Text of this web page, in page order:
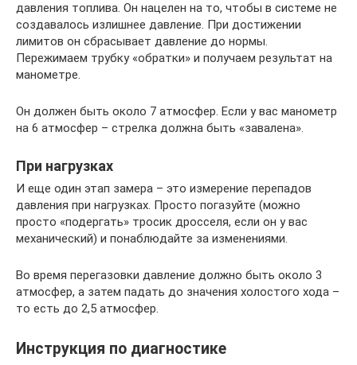
давления топлива. Он нацелен на то, чтобы в системе не
создавалось излишнее давление. При достижении
лимитов он сбрасывает давление до нормы.
Пережимаем трубку «обратки» и получаем результат на
манометре.
Он должен быть около 7 атмосфер. Если у вас манометр
на 6 атмосфер – стрелка должна быть «завалена».
При нагрузках
И еще один этап замера – это измерение перепадов
давления при нагрузках. Просто погазуйте (можно
просто «подергать» тросик дросселя, если он у вас
механический) и понаблюдайте за изменениями.
Во время перегазовки давление должно быть около 3
атмосфер, а затем падать до значения холостого хода –
то есть до 2,5 атмосфер.
Инструкция по диагностике